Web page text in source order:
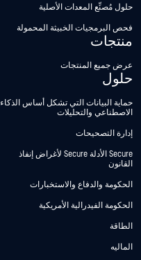
حلول مُصنِّع المعدات الأصلية
فحص البرمجيات الخبيثة المحمولة
منتجات
عرض جميع المنتجات
حلول
حماية البيانات التي تشكل أساس الذكاء
الاصطناعي والتحليلات
إدارة التصحيحات
Secure الأدلة Secure لأغراض إنفاذ
القانون
الحكومة والدفاع والاستخبارات
الحكومة الفيدرالية الأمريكية
الطاقة
الماليه